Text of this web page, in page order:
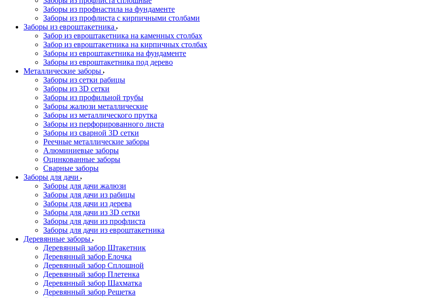
Заборы из профнастила на фундаменте
Заборы из профлиста с кирпичными столбами
Заборы из евроштакетника
Забор из евроштакетника на каменных столбах
Забор из евроштакетника на кирпичных столбах
Заборы из евроштакетника на фундаменте
Заборы из евроштакетника под дерево
Металлические заборы
Заборы из сетки рабицы
Заборы из 3D сетки
Заборы из профильной трубы
Заборы жалюзи металлические
Заборы из металлического прутка
Заборы из перфорированного листа
Заборы из сварной 3D сетки
Реечные металлические заборы
Алюминиевые заборы
Оцинкованные заборы
Сварные заборы
Заборы для дачи
Заборы для дачи жалюзи
Заборы для дачи из рабицы
Заборы для дачи из дерева
Заборы для дачи из 3D сетки
Заборы для дачи из профлиста
Заборы для дачи из евроштакетника
Деревянные заборы
Деревянный забор Штакетник
Деревянный забор Елочка
Деревянный забор Сплошной
Деревянный забор Плетенка
Деревянный забор Шахматка
Деревянный забор Решетка